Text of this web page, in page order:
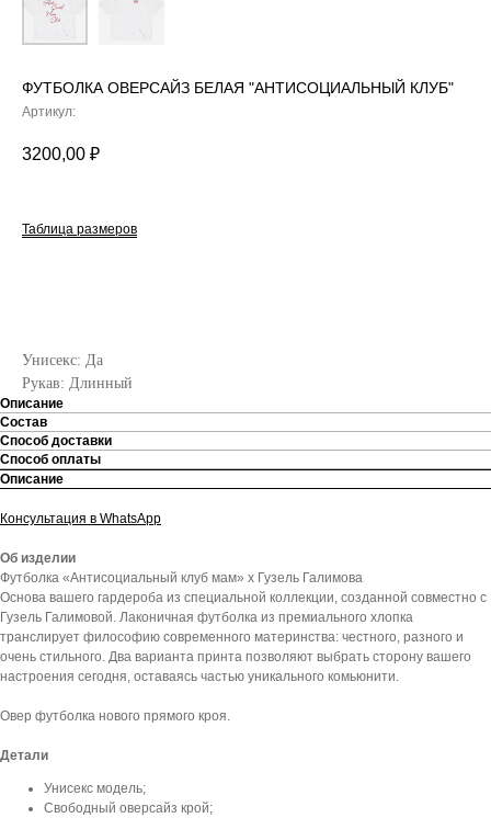
ФУТБОЛКА ОВЕРСАЙЗ БЕЛАЯ "АНТИСОЦИАЛЬНЫЙ КЛУБ"
Артикул:
3200,00 ₽
Таблица размеров
Унисекс: Да
Рукав: Длинный
Описание
Состав
Способ доставки
Способ оплаты
Описание
Консультация в WhatsApp
Об изделии
Футболка «Антисоциальный клуб мам» x Гузель Галимова
Основа вашего гардероба из специальной коллекции, созданной совместно с
Гузель Галимовой. Лаконичная футболка из премиального хлопка
транслирует философию современного материнства: честного, разного и
очень стильного. Два варианта принта позволяют выбрать сторону вашего
настроения сегодня, оставаясь частью уникального комьюнити.
Овер футболка нового прямого кроя.
Детали
Унисекс модель;
Свободный оверсайз крой;